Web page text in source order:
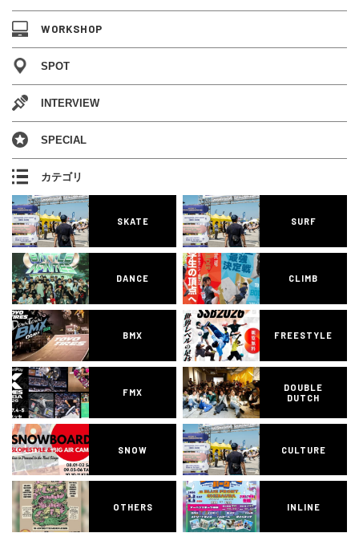
WORKSHOP
SPOT
INTERVIEW
SPECIAL
カテゴリ
SKATE SURF
DANCE CLIMB
BMX FREESTYLE
FMX
DOUBLE
DUTCH
SNOW CULTURE
OTHERS INLINE